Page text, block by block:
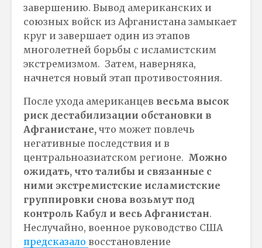
завершению. Вывод американских и
союзных войск из Афганистана замыкает
круг и завершает один из этапов
многолетней борьбы с исламистским
экстремизмом. Затем, наверняка,
начнется новый этап противостояния.
После ухода американцев весьма высок
риск дестабилизации обстановки в
Афганистане, что может повлечь
негативные последствия и в
центральноазиатском регионе. Можно
ожидать, что талибы и связанные с
ними экстремистские исламистские
группировки снова возьмут под
контроль Кабул и весь Афганистан.
Неслучайно, военное руководство США
предсказало восстановление